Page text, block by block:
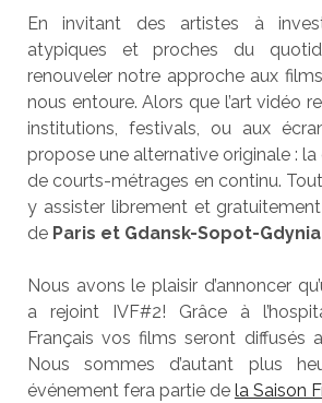
En invitant des artistes à
atypiques et proches du
renouveler notre approche aux
nous entoure. Alors que l’art vidéo
institutions, festivals, ou aux
propose une alternative originale :
de courts-métrages en continu.
y assister librement et
de Paris et Gdansk-Sopot-
Nous avons le plaisir d’annoncer
a rejoint IVF#2! Grâce à
Français vos films seront diffusés
Nous sommes d’autant plus
événement fera partie de la Saison